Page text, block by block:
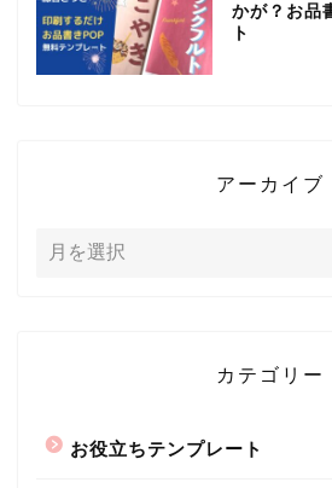
かが？お品
ト
アーカイブ
カテゴリー
お役立ちテンプレート